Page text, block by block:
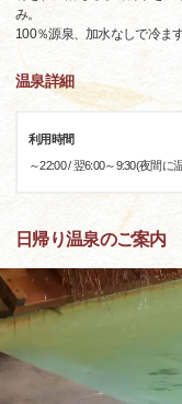
み。
100％源泉、加水なしで冷ま
温泉詳細
利用時間
～22:00 / 翌6:00～9:30(夜間
日帰り温泉のご案内